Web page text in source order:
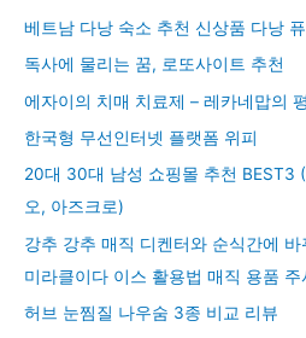
베트남 다낭 숙소 추천 신상품 다낭
독사에 물리는 꿈, 로또사이트 추천
에자이의 치매 치료제 – 레카네맙의
한국형 무선인터넷 플랫폼 위피
20대 30대 남성 쇼핑몰 추천 BEST3
오, 아즈크로)
강추 강추 매직 디켄터와 순식간에
미라클이다 이스 활용법 매직 용품
허브 눈찜질 나우숨 3종 비교 리뷰